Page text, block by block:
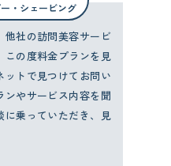
・シェービング
他社の訪問美容サービ
この度料金プランを見
ットで見つけてお問い
ンやサービス内容を聞
に乗っていただき、見